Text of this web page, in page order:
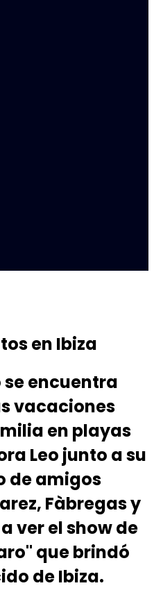
en Ibiza
encuentra
vacaciones
en playas
Leo junto a su
de amigos
Fàbregas y
ver el show de
que brindó
de Ibiza.